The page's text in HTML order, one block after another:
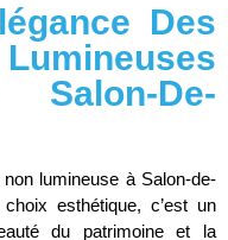
Des
De-
lumineuse à Salon-de-
esthétique, c’est un
du patrimoine et la